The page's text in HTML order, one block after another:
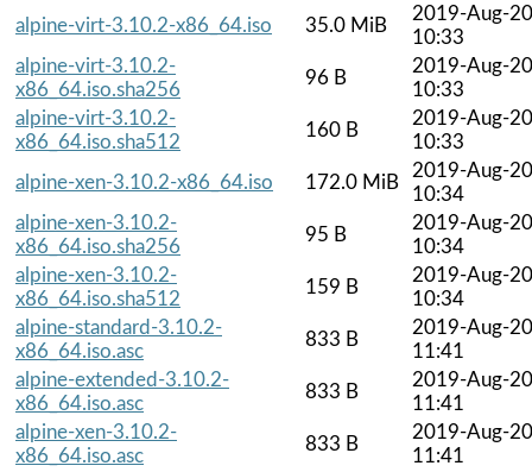
alpine-virt-3.10.2-x86_64.iso
35.0 MiB
2019-Aug-20
10:33
alpine-virt-3.10.2-
x86_64.iso.sha256
96 B
2019-Aug-20
10:33
alpine-virt-3.10.2-
x86_64.iso.sha512
160 B
2019-Aug-20
10:33
alpine-xen-3.10.2-x86_64.iso
172.0 MiB
2019-Aug-20
10:34
alpine-xen-3.10.2-
x86_64.iso.sha256
95 B
2019-Aug-20
10:34
alpine-xen-3.10.2-
x86_64.iso.sha512
159 B
2019-Aug-20
10:34
alpine-standard-3.10.2-
x86_64.iso.asc
833 B
2019-Aug-20
11:41
alpine-extended-3.10.2-
x86_64.iso.asc
833 B
2019-Aug-20
11:41
alpine-xen-3.10.2-
x86_64.iso.asc
833 B
2019-Aug-20
11:41